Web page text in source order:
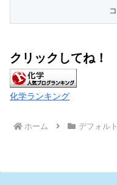
クリックしてね！
化学ランキング
ホーム デフォルト